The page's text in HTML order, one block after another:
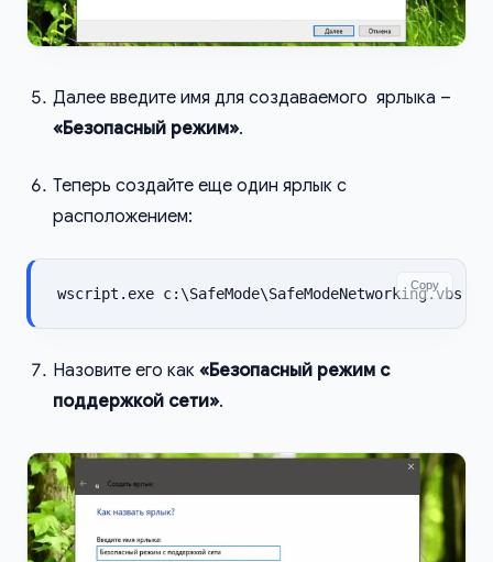
Далее введите имя для создаваемого ярлыка –
«Безопасный режим».
Теперь создайте еще один ярлык с
расположением:
wscript.exe c:\SafeMode\SafeModeNetworking.vbs
Copy
Назовите его как «Безопасный режим с
поддержкой сети».